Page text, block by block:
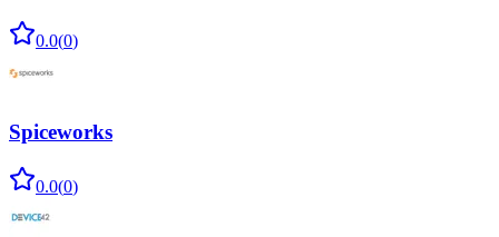
0.0(0)
Spiceworks
0.0(0)